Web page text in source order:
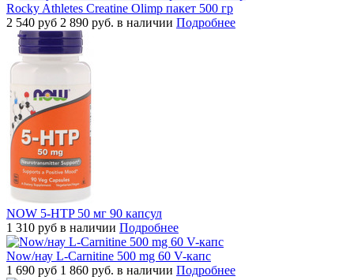
Rocky Athletes Creatine Olimp пакет 500 гр
2 540 руб 2 890 руб. в наличии Подробнее
NOW 5-HTP 50 мг 90 капсул
1 310 руб в наличии Подробнее
Now/нау L-Carnitine 500 mg 60 V-капс
1 690 руб 1 860 руб. в наличии Подробнее